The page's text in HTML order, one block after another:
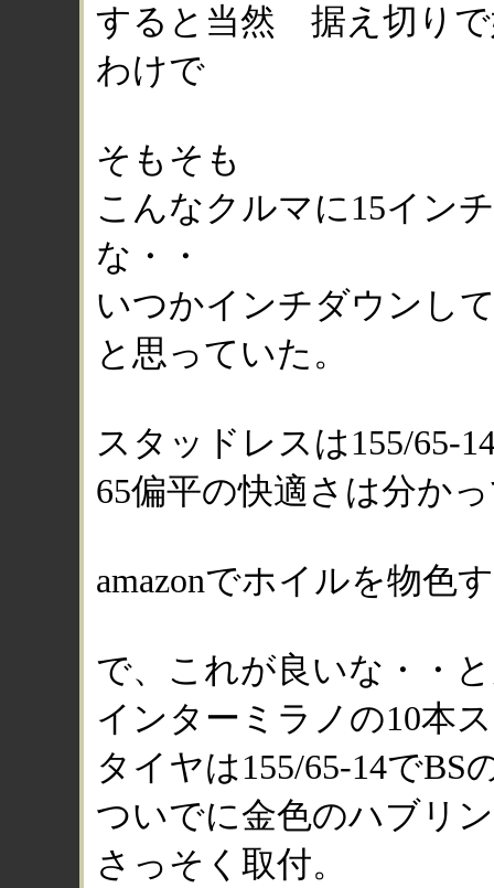
すると当然 据え切りで
わけで
そもそも
こんなクルマに15イン
な・・
いつかインチダウンし
と思っていた。
スタッドレスは155/65-
65偏平の快適さは分か
amazonでホイルを物色
で、これが良いな・・
インターミラノの10本
タイヤは155/65-14でBS
ついでに金色のハブリ
さっそく取付。